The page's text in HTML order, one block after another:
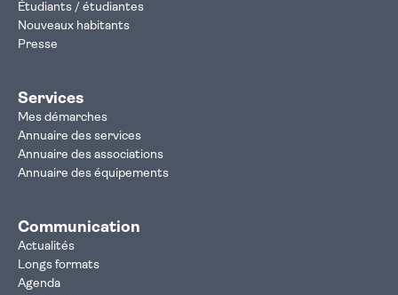
Étudiants / étudiantes
Nouveaux habitants
Presse
Services
Mes démarches
Annuaire des services
Annuaire des associations
Annuaire des équipements
Communication
Actualités
Longs formats
Agenda